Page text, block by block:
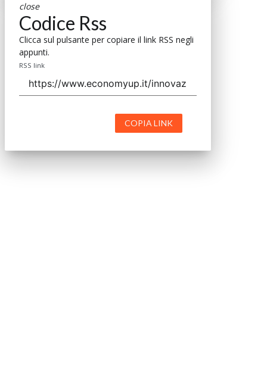
close
Codice Rss
Clicca sul pulsante per copiare il link RSS negli
appunti.
RSS link
COPIA LINK